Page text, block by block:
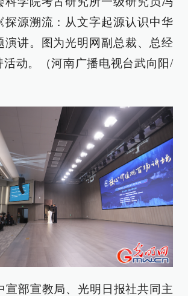
探源溯流：从文字起源认识中华
演讲。图为光明网副总裁、总经
活动。（河南广播电视台武向阳/
宣部宣教局、光明日报社共同主